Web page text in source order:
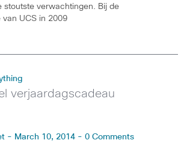
stoutste verwachtingen. Bij de
UCS in 2009
verjaardagscadeau
- March 10, 2014 - 0 Comments